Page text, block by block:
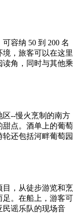
容纳 50 到 200 名
，旅客可以在这里
角，同时与其他乘
--慢火烹制的南方
甜点。酒单上的葡萄
还包括河畔葡萄园
目，从徒步游览和烹
足。在船上，游客可
民谣乐队的现场音